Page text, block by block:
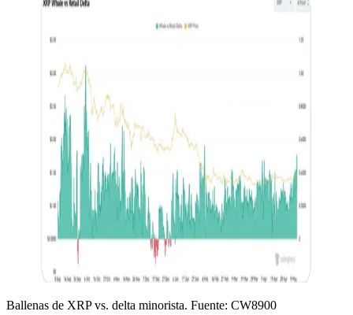
Ballenas de XRP vs. delta minorista. Fuente: CW8900